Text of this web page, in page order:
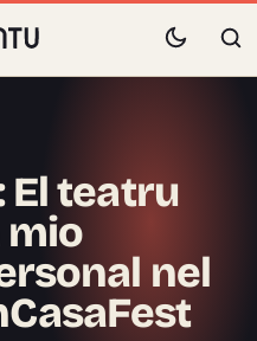
El teatru
mio
nel